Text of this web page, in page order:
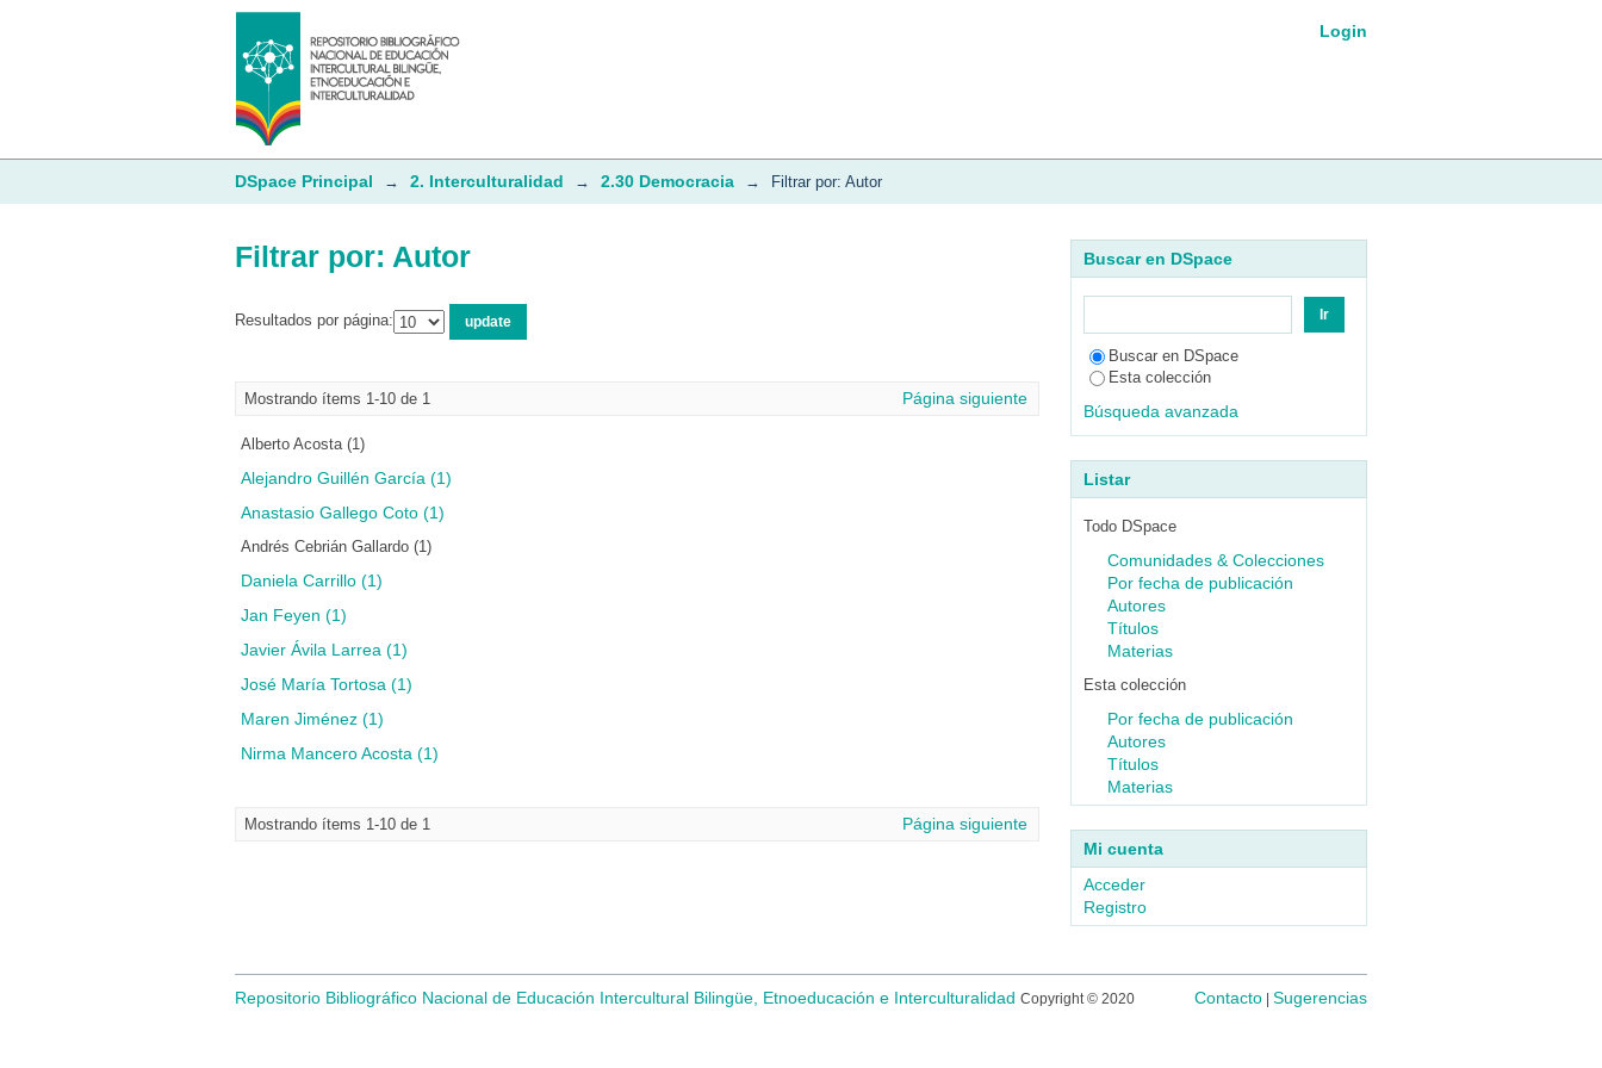
Filtrar por: Autor Login
DSpace Principal → 2. Interculturalidad → 2.30 Democracia → Filtrar por: Autor
Filtrar por: Autor
Resultados por página:
Mostrando ítems 1-10 de 1 Página siguiente
Alberto Acosta (1)
Alejandro Guillén García (1)
Anastasio Gallego Coto (1)
Andrés Cebrián Gallardo (1)
Daniela Carrillo (1)
Jan Feyen (1)
Javier Ávila Larrea (1)
José María Tortosa (1)
Maren Jiménez (1)
Nirma Mancero Acosta (1)
Mostrando ítems 1-10 de 1 Página siguiente
Buscar en DSpace
Buscar en DSpace
Esta colección
Búsqueda avanzada
Listar
Todo DSpace
Comunidades & Colecciones
Por fecha de publicación
Autores
Títulos
Materias
Esta colección
Por fecha de publicación
Autores
Títulos
Materias
Mi cuenta
Acceder
Registro
Repositorio Bibliográfico Nacional de Educación Intercultural Bilingüe, Etnoeducación e Interculturalidad Copyright © 2020 Contacto Sugerencias